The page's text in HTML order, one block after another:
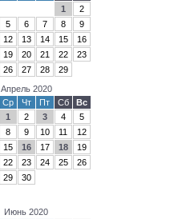
1
2
5 6 7 8
9
12 13 14 15
16
19 20 21 22
23
26 27 28
29
Апрель 2020
Ср Чт Пт Сб
Вс
1
2 3 4
5
8 9 10 11
12
15 16 17 18
19
22 23 24 25
26
29 30
Июнь 2020